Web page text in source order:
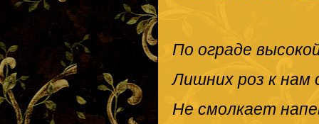
По ограде
Лишних роз к
Не смолкает